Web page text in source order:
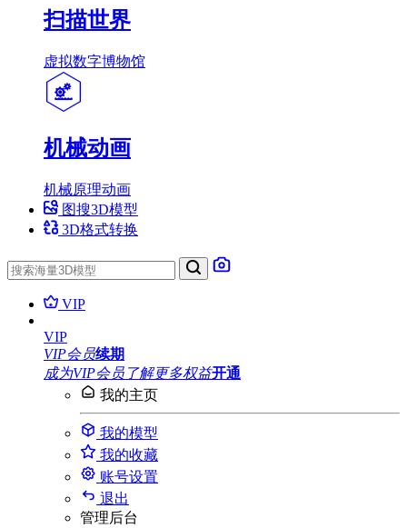
扫描世界
虚拟数字博物馆
机械动画
机械原理动画
图搜3D模型
3D格式转换
VIP
VIP
VIP会员续期
成为VIP会员 了解更多权益开通
我的主页
我的模型
我的收藏
账号设置
退出
管理后台